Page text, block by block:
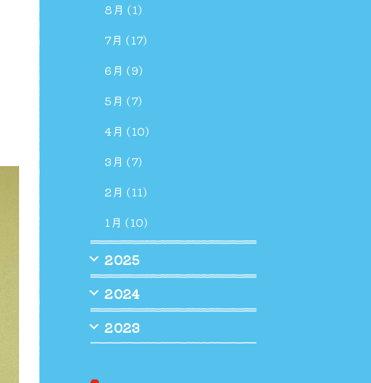
8月 (1)
7月 (17)
6月 (9)
5月 (7)
4月 (10)
3月 (7)
2月 (11)
1月 (10)
2025
2024
2023